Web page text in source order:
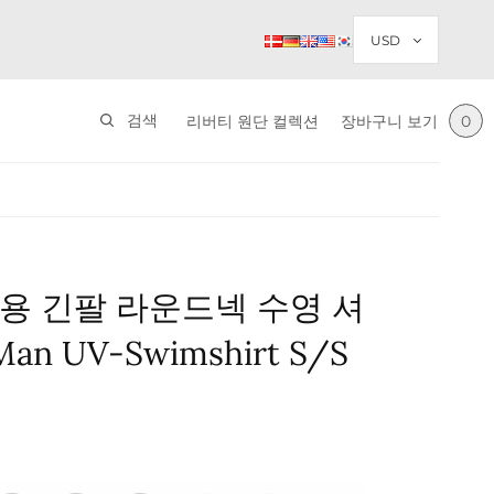
검색 리버티 원단 컬렉션 장바구니 보기 0
긴팔 라운드넥 수영 셔
UV-Swimshirt S/S